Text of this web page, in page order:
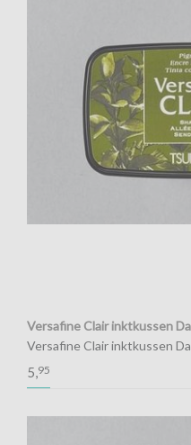
Versafine Clair inktkussen
Versafine Clair inktkussen
Pigment inkt voor de fijnste
5,95